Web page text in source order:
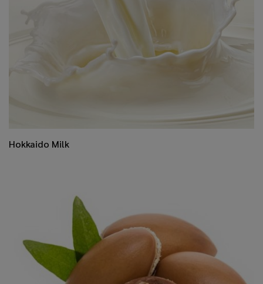
​Hokkaido Milk